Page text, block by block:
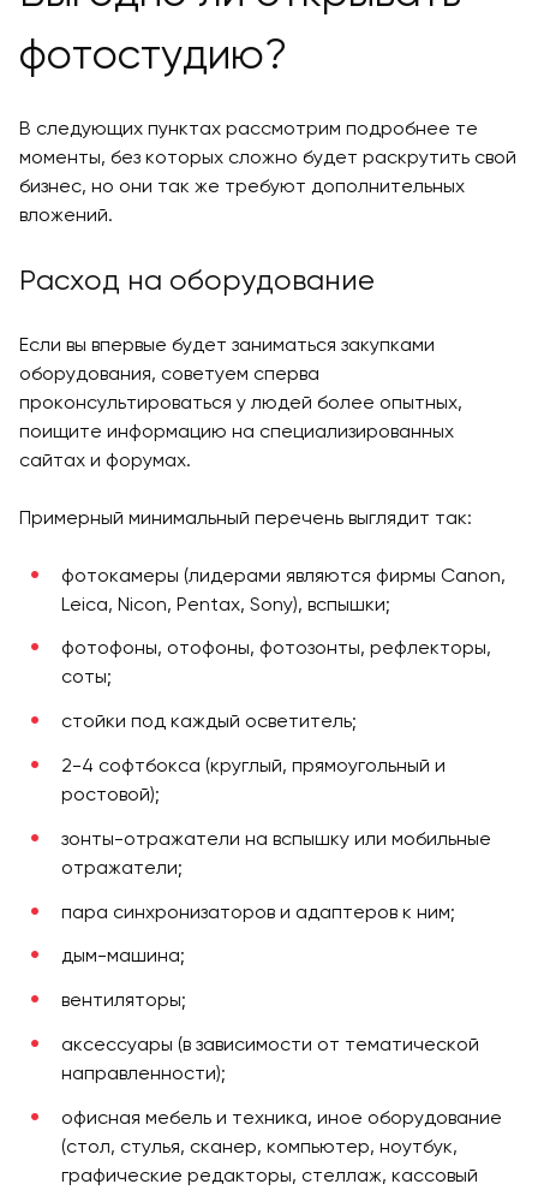
фотостудию?
В следующих пунктах рассмотрим подробнее те
моменты, без которых сложно будет раскрутить свой
бизнес, но они так же требуют дополнительных
вложений.
Расход на оборудование
Если вы впервые будет заниматься закупками
оборудования, советуем сперва
проконсультироваться у людей более опытных,
поищите информацию на специализированных
сайтах и форумах.
Примерный минимальный перечень выглядит так:
фотокамеры (лидерами являются фирмы Canon,
Leica, Nicon, Pentax, Sony), вспышки;
фотофоны, отофоны, фотозонты, рефлекторы,
соты;
стойки под каждый осветитель;
2-4 софтбокса (круглый, прямоугольный и
ростовой);
зонты-отражатели на вспышку или мобильные
отражатели;
пара синхронизаторов и адаптеров к ним;
дым-машина;
вентиляторы;
аксессуары (в зависимости от тематической
направленности);
офисная мебель и техника, иное оборудование
(стол, стулья, сканер, компьютер, ноутбук,
графические редакторы, стеллаж, кассовый